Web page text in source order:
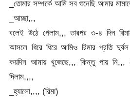
_তোমার সম্পর্কে আমি সব শুনেছি আমার
_আচ্ছা,,,
বলেই উঠে গেলাম,,, তারপর ৩-৪ দিন
আসলে ধিরে ধিরে আমিও রিমার প্রতি
কয়দিন আমায় খুজেছে,,, কিন্তু পায় নি,,,
দিলাম,,,,
_হ্যালো,,,, (রিমা)